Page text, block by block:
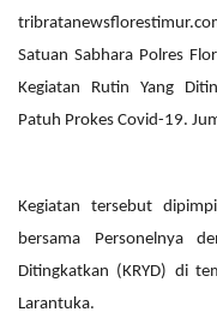
Satuan Sabhara Polres
Kegiatan Rutin Yang
Patuh Prokes Covid-19.
Kegiatan tersebut
bersama Personelnya
Ditingkatkan (KRYD) di
Larantuka.